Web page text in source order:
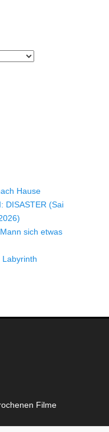
Hause
DISASTER (Sai
sich etwas
Labyrinth
Filme